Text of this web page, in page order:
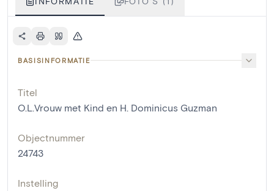
BASISINFORMATIE
Titel
O.L.Vrouw met Kind en H. Dominicus Guzman
Objectnummer
24743
Instelling